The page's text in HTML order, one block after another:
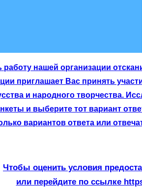
нашей организации
приглашает Вас принять
и народного творчества.
и выберите тот вариант
вариантов ответа или
Чтобы оценить условия
или перейдите по ссылке